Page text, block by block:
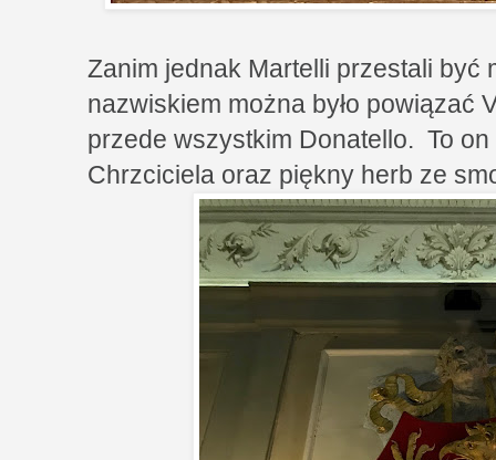
Zanim jednak Martelli przestali być
nazwiskiem można było powiązać
przede wszystkim Donatello. To on
Chrzciciela oraz piękny herb ze